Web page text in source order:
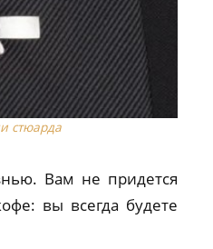
стюарда
Вам не придется
вы всегда будете